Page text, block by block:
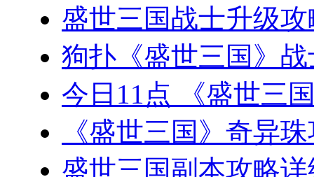
盛世三国战士升级攻
狗扑《盛世三国》
今日11点 《盛世三
《盛世三国》奇异
盛世三国副本攻略